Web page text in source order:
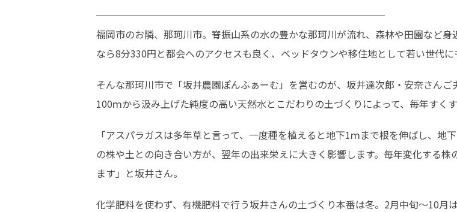
──────────────────────────────
福岡市のお隣、那珂川市。脊振山系の水の豊かな那珂川が流れ、森林や田園など
なら8分330円と都会へのアクセスも良く、ベッドタウンや移住地として若い世代に
そんな那珂川市で「坂井農園ぽんふぁーむ」を営むのが、坂井達次郎・安奈さん
100ｍから汲み上げた純度の高い天然水とこだわりの土づくりによって、毎年すくす
「アスパラガスは多年草と言って、一度種を植えると地下1ｍまで根を伸ばし、
の株や土との向き合い方が、翌年の出来栄えに大きく影響します。毎年変化する
ます」と坂井さん。
化学肥料を使わず、有機肥料で行う坂井さんの土づくり本番は冬。2月中旬～10